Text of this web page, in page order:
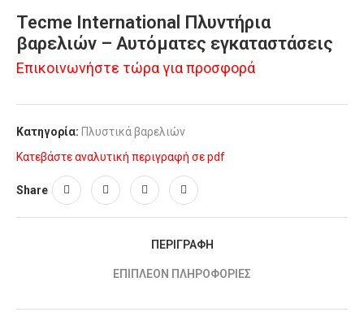
Tecme International Πλυντήρια
βαρελιών – Aυτόματες εγκαταστάσεις
Επικοινωνήστε τώρα για προσφορά
Κατηγορία: Πλυστικά βαρελιών
Κατεβάστε αναλυτική περιγραφή σε pdf
Share
ΠΕΡΙΓΡΑΦΉ
ΕΠΙΠΛΈΟΝ ΠΛΗΡΟΦΟΡΊΕΣ